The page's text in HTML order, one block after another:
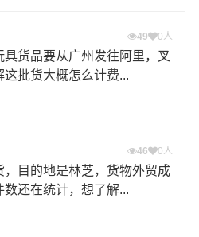
49 0人
具货品要从广州发往阿里，叉
这批货大概怎么计费...
46 0人
，目的地是林芝，货物外贸成
还在统计，想了解...